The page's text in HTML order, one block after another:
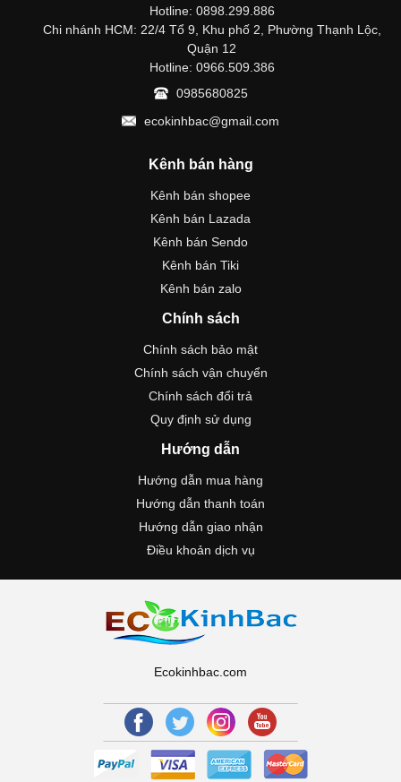
Hotline: 0898.299.886
Chi nhánh HCM: 22/4 Tổ 9, Khu phố 2, Phường Thạnh Lộc,
Quận 12
Hotline: 0966.509.386
0985680825
ecokinhbac@gmail.com
Kênh bán hàng
Kênh bán shopee
Kênh bán Lazada
Kênh bán Sendo
Kênh bán Tiki
Kênh bán zalo
Chính sách
Chính sách bảo mật
Chính sách vận chuyển
Chính sách đổi trả
Quy định sử dụng
Hướng dẫn
Hướng dẫn mua hàng
Hướng dẫn thanh toán
Hướng dẫn giao nhận
Điều khoản dịch vụ
Ecokinhbac.com